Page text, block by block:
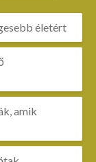
életért
amik